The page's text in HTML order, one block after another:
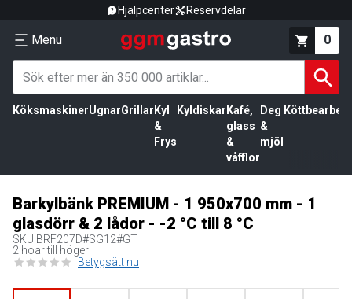
Hjälpcenter Reservdelar
Menu 0
KöksmaskinerUgnarGrillar Kyl
&
Frys
Kyldiskar Kafé,
glass
&
våfflor
Deg
&
mjöl
Barkylbänk PREMIUM - 1 950x700 mm - 1
glasdörr & 2 lådor - -2 °C till 8 °C
SKU BRF207D#SG12#GT
2 hoar till höger
Betygsätt nu